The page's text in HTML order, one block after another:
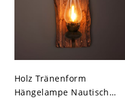
Holz Tränenform
Hängelampe Nautisch